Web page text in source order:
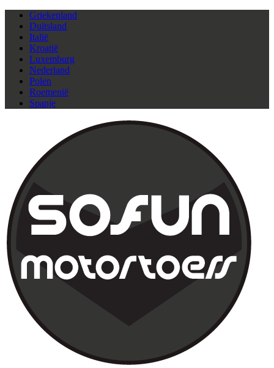
Griekenland
Duitsland
Italië
Kroatië
Luxemburg
Nederland
Polen
Roemenië
Spanje